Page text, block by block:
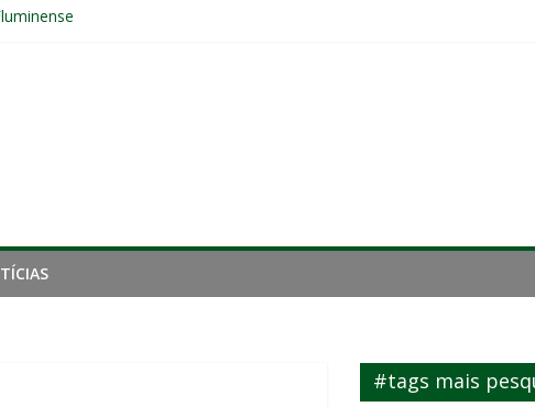
Nilton Santos
de chave pós-eliminação: “Temos que virar a página”
#tags mais